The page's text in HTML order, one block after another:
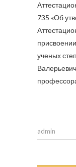
735 «Об
ученых
admin